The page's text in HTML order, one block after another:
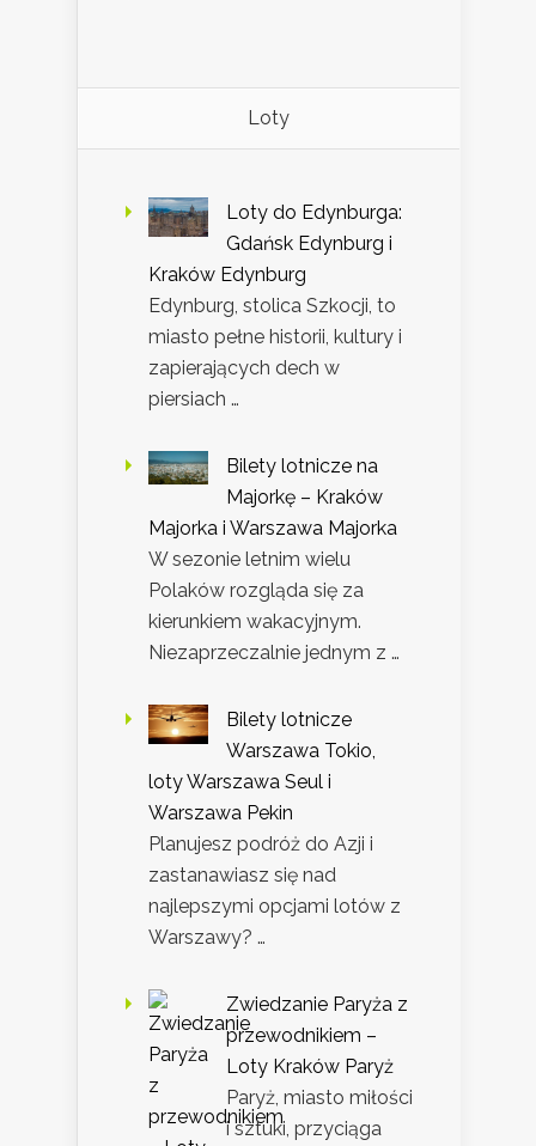
Loty
Loty do Edynburga:
Gdańsk Edynburg i
Kraków Edynburg
Edynburg, stolica Szkocji, to
miasto pełne historii, kultury i
zapierających dech w
piersiach …
Bilety lotnicze na
Majorkę – Kraków
Majorka i Warszawa Majorka
W sezonie letnim wielu
Polaków rozgląda się za
kierunkiem wakacyjnym.
Niezaprzeczalnie jednym z …
Bilety lotnicze
Warszawa Tokio,
loty Warszawa Seul i
Warszawa Pekin
Planujesz podróż do Azji i
zastanawiasz się nad
najlepszymi opcjami lotów z
Warszawy? …
Zwiedzanie Paryża z
przewodnikiem –
Loty Kraków Paryż
Paryż, miasto miłości
i sztuki, przyciąga